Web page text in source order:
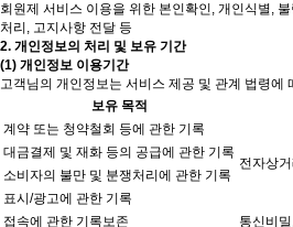
회원제 서비스 이용을 위한 본인확인, 개인식별,
처리, 고지사항 전달 등
2. 개인정보의 처리 및 보유 기간
(1) 개인정보 이용기간
고객님의 개인정보는 서비스 제공 및 관계 법령
보유 목적
계약 또는 청약철회 등에 관한 기록
전자상
대금결제 및 재화 등의 공급에 관한 기록
소비자의 불만 및 분쟁처리에 관한 기록
표시/광고에 관한 기록
접속에 관한 기록보존
통신비